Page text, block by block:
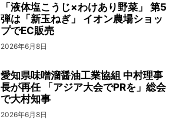
「液体塩こうじ×わけあり野菜」 第5
弾は「新玉ねぎ」 イオン農場ショッ
プでEC販売
2026年6月8日
愛知県味噌溜醤油工業協組 中村理事
長が再任 「アジア大会でPRを」総会
で大村知事
2026年6月8日